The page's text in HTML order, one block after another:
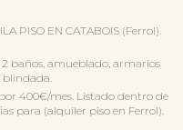
PISO EN CATABOIS (Ferrol).
baños, amueblado, armarios
por 400€/mes. Listado dentro de
para (alquiler piso en Ferrol).